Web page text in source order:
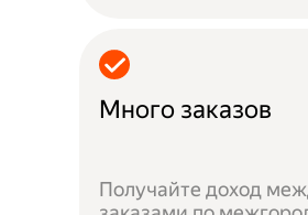
Много заказов
Получайте доход